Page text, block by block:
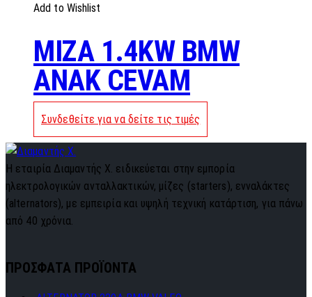
Add to Wishlist
MIZA 1.4KW BMW
ANAK CEVAM
Συνδεθείτε για να δείτε τις τιμές
Η εταιρία Διαμαντής Χ. ειδικεύεται στην εμπορία
ηλεκτρολογικών ανταλλακτικών, μίζες (starters), ενναλάκτες
(alternators), με εμπειρία και υψηλή τεχνική κατάρτιση, για πάνω
από 40 χρόνια.
ΠΡΟΣΦΑΤΑ ΠΡΟΪΟΝΤΑ